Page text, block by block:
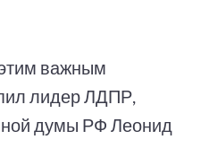
важным
лидер ЛДПР,
думы РФ Леонид